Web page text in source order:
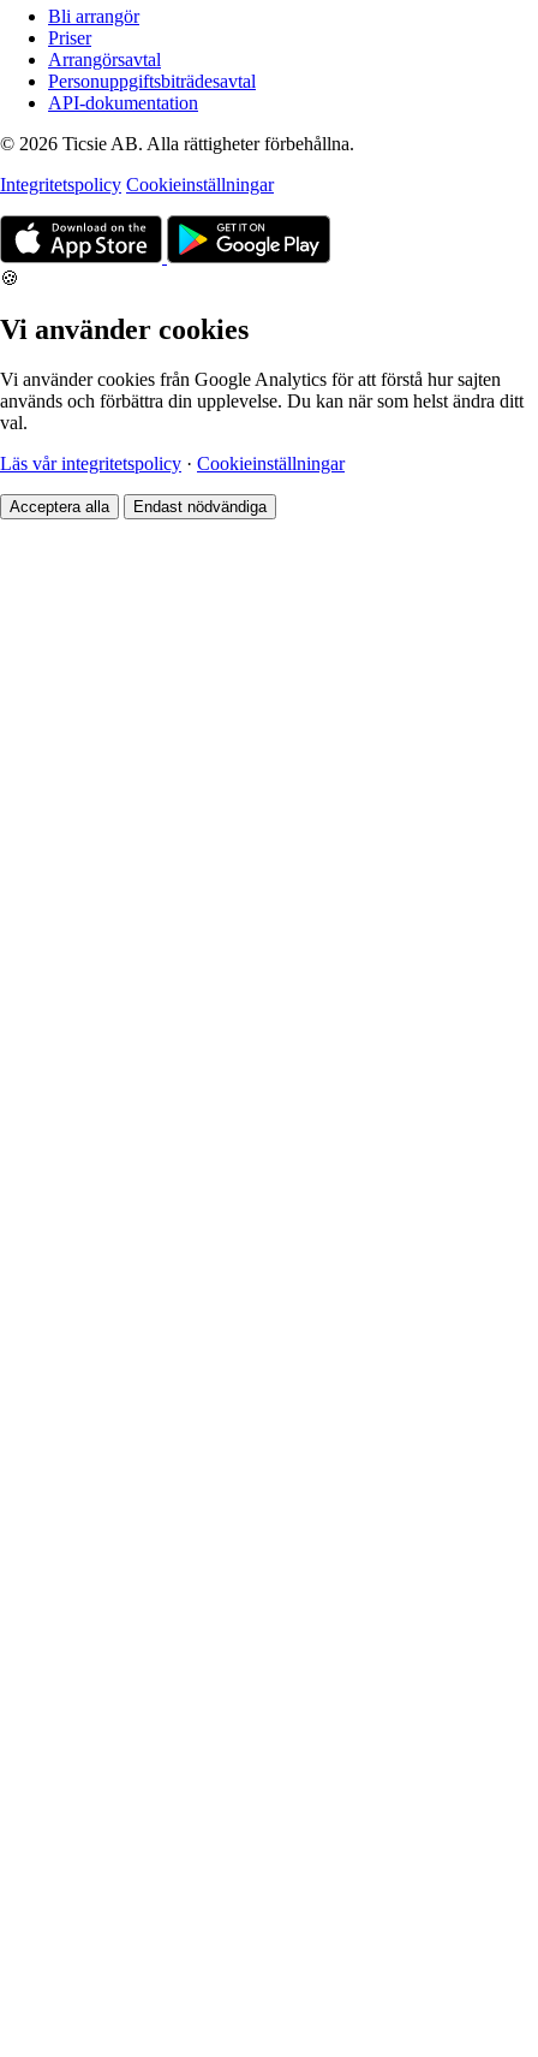
Bli arrangör
Priser
Arrangörsavtal
Personuppgiftsbiträdesavtal
API-dokumentation
© 2026 Ticsie AB. Alla rättigheter förbehållna.
Integritetspolicy Cookieinställningar
🍪
Vi använder cookies
Vi använder cookies från Google Analytics för att förstå hur sajten
används och förbättra din upplevelse. Du kan när som helst ändra ditt
val.
Läs vår integritetspolicy · Cookieinställningar
Acceptera alla Endast nödvändiga